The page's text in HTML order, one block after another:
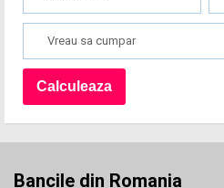
Vreau sa cumpar
Bancile din Romania